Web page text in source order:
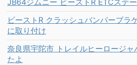
JB64ジムニー ビーストR ETCステ
ビーストR クラッシュバンパーブラ
に取り付け
奈良県宇陀市 トレイルヒーロージ
たよ